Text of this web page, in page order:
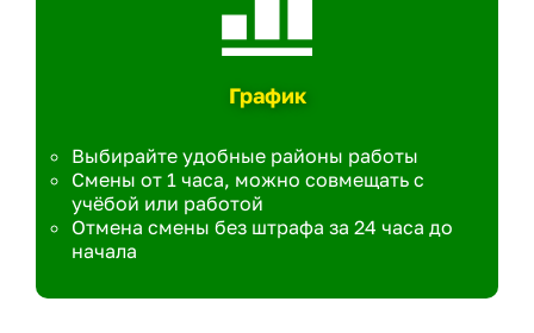
График
Выбирайте удобные районы работы
Смены от 1 часа, можно совмещать с
учёбой или работой
Отмена смены без штрафа за 24 часа до
начала